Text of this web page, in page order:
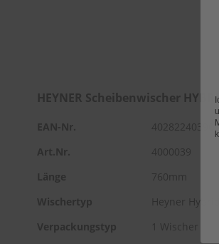
HEYNER Scheibenwischer
EAN-Nr.
Art.Nr.
4000039
Länge
760mm
Wischertyp
Heyner Hybrid
Verpackungstyp
1 Wischer